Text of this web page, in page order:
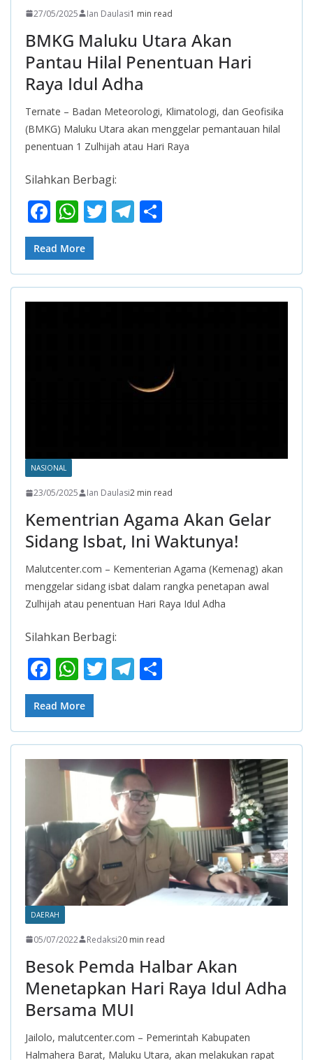
27/05/2025 Ian Daulasi1 min read
BMKG Maluku Utara Akan
Pantau Hilal Penentuan Hari
Raya Idul Adha
Ternate – Badan Meteorologi, Klimatologi, dan Geofisika
(BMKG) Maluku Utara akan menggelar pemantauan hilal
penentuan 1 Zulhijah atau Hari Raya
Silahkan Berbagi:
F
ac
e
b
o
W
h
at
s
A
T
er
T
gr
a
e
Read More
NASIONAL
23/05/2025 Ian Daulasi2 min read
Kementrian Agama Akan Gelar
Sidang Isbat, Ini Waktunya!
Malutcenter.com – Kementerian Agama (Kemenag) akan
menggelar sidang isbat dalam rangka penetapan awal
Zulhijah atau penentuan Hari Raya Idul Adha
Silahkan Berbagi:
F
ac
e
b
o
o
W
h
at
s
A
p
T
er
T
gr
a
m
e
Read More
DAERAH
05/07/2022 Redaksi20 min read
Besok Pemda Halbar Akan
Menetapkan Hari Raya Idul Adha
Bersama MUI
Jailolo, malutcenter.com – Pemerintah Kabupaten
Halmahera Barat, Maluku Utara, akan melakukan rapat